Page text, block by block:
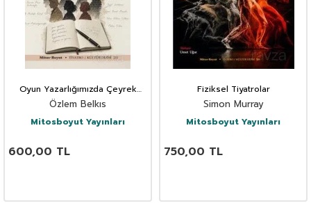
Oyun Yazarlığımızda Çeyrek
Yüzyıl 200-2025 Cilt 1
Özlem Belkıs
Mitosboyut Yayınları
600,00 TL
Fiziksel Tiyatrolar
Simon Murray
Mitosboyut Yayınları
750,00 TL